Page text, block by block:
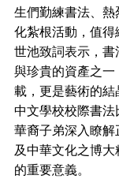
生們勤練書法、
化紮根活動，值
世池致詞表示，
與珍貴的資產之
載，更是藝術的
中文學校校際書
華裔子弟深入瞭解
及中華文化之博
的重要意義。